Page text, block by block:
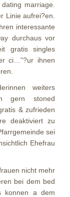
marriage.
Linie aufrei?en.
interessante
durchaus vor
gratis singles
ci…”?ur ihnen
weiters
gern stoned
& zufrieden
deaktiviert zu
sei
Ehefrau
nicht mehr
bei dem bed
konnen a dem